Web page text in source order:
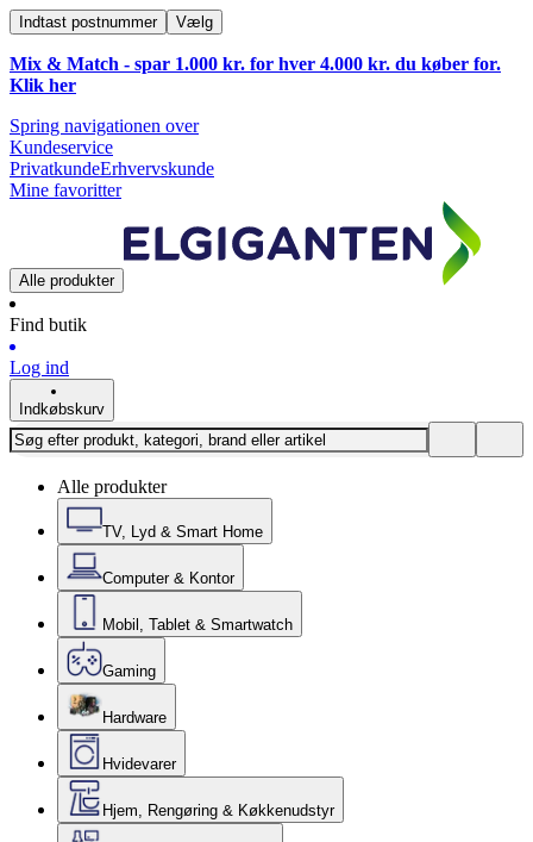
Indtast postnummer Vælg
Mix & Match - spar 1.000 kr. for hver 4.000 kr. du køber for.
Klik her
Spring navigationen over
Kundeservice
PrivatkundeErhvervskunde
Mine favoritter
Alle produkter
Find butik
Log ind
Indkøbskurv
Alle produkter
TV, Lyd & Smart Home
Computer & Kontor
Mobil, Tablet & Smartwatch
Gaming
Hardware
Hvidevarer
Hjem, Rengøring & Køkkenudstyr